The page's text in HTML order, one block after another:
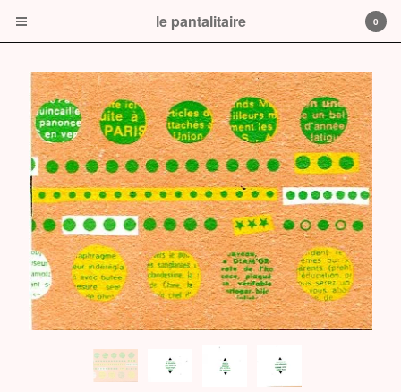
Cart $0.00
0
Products
Prints
book
CD or DVD
le pantalitaire
0
le pantalitaire